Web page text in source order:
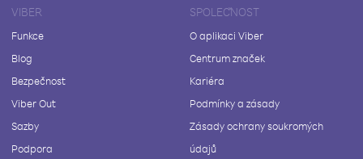
VIBER
Funkce
Blog
Bezpečnost
Viber Out
Sazby
Podpora
SPOLEČNOST
O aplikaci Viber
Centrum značek
Kariéra
Podmínky a zásady
Zásady ochrany soukromých
údajů